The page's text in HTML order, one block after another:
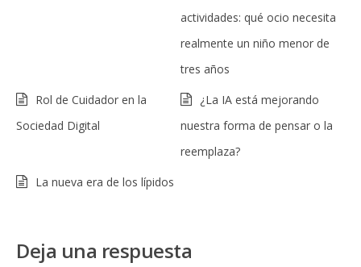
actividades: qué ocio necesita
realmente un niño menor de
tres años
Rol de Cuidador en la
Sociedad Digital
¿La IA está mejorando
nuestra forma de pensar o la
reemplaza?
La nueva era de los lípidos
Deja una respuesta